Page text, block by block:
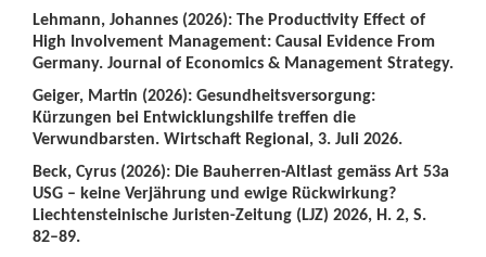
Lehmann, Johannes (2026): The Productivity Effect of
High Involvement Management: Causal Evidence From
Germany. Journal of Economics & Management Strategy.
Geiger, Martin (2026): Gesundheitsversorgung:
Kürzungen bei Entwicklungshilfe treffen die
Verwundbarsten. Wirtschaft Regional, 3. Juli 2026.
Beck, Cyrus (2026): Die Bauherren-Altlast gemäss Art 53a
USG – keine Verjährung und ewige Rückwirkung?
Liechtensteinische Juristen-Zeitung (LJZ) 2026, H. 2, S.
82–89.